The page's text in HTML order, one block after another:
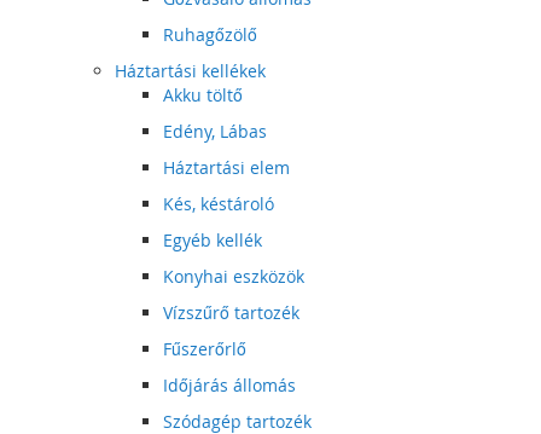
Ruhagőzölő
Háztartási kellékek
Akku töltő
Edény, Lábas
Háztartási elem
Kés, késtároló
Egyéb kellék
Konyhai eszközök
Vízszűrő tartozék
Fűszerőrlő
Időjárás állomás
Szódagép tartozék